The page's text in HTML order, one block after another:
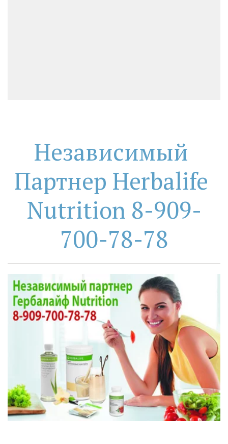
Независимый
Партнер Herbalife
Nutrition 8-909-
700-78-78